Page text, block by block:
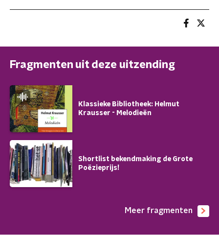
Fragmenten uit deze uitzending
Klassieke Bibliotheek: Helmut
Krausser - Melodieën
Shortlist bekendmaking de Grote
Poëzieprijs!
Meer fragmenten